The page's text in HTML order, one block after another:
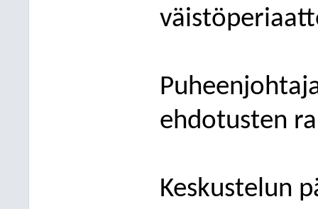
ehdotusten
Keskustelun